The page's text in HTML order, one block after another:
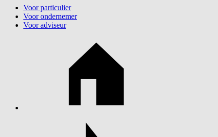
Voor particulier
Voor ondernemer
Voor adviseur